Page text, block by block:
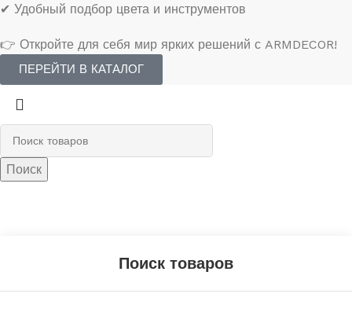
✔ Удобный подбор цвета и инструментов
👉 Откройте для себя мир ярких решений с ARMDECOR!
ПЕРЕЙТИ В КАТАЛОГ
Поиск